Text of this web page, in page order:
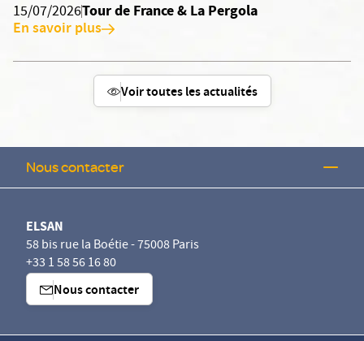
15/07/2026Tour de France & La Pergola
En savoir plus
Voir toutes les actualités
Nous contacter
ELSAN
58 bis rue la Boétie - 75008 Paris
+33 1 58 56 16 80
Nous contacter